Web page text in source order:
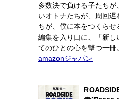
多数決で負ける子たち
いオトナたちが、周回
ちが、僕に本をつくらせ
編集を入り口に、「新
てのひとの心を撃つ一冊。
amazonジャパン